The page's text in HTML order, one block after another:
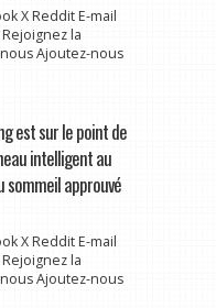
X Reddit E-mail
la
Ajoutez-nous
est sur le point de
intelligent au
sommeil approuvé
X Reddit E-mail
la
Ajoutez-nous